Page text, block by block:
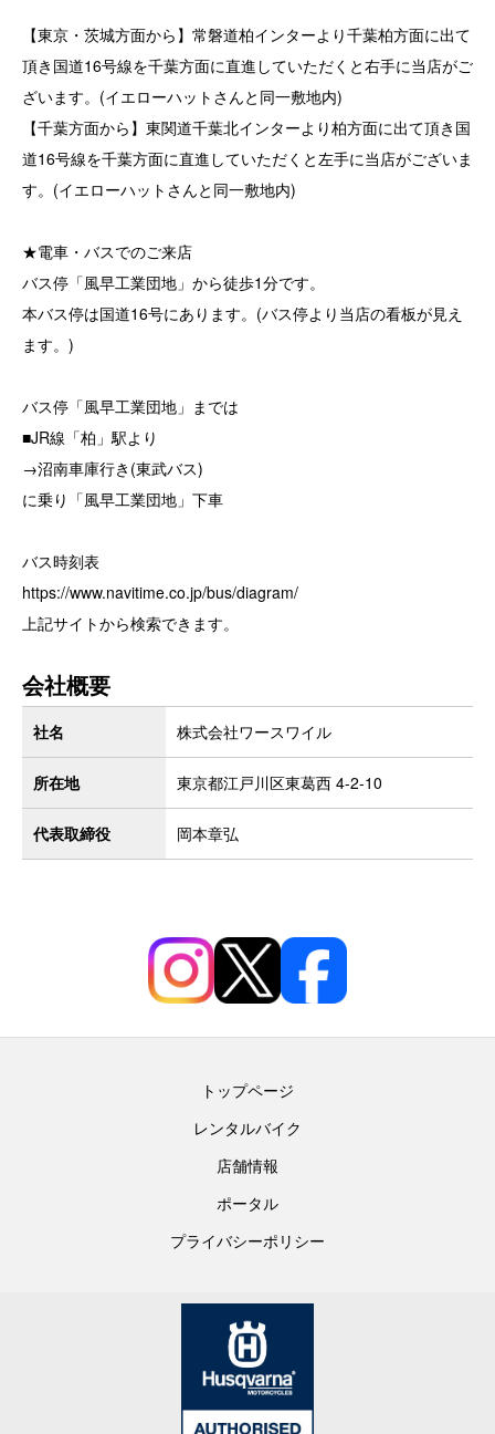
【東京・茨城方面から】常磐道柏インターより千葉柏方面に出て
頂き国道16号線を千葉方面に直進していただくと右手に当店がご
ざいます。(イエローハットさんと同一敷地内)
【千葉方面から】東関道千葉北インターより柏方面に出て頂き国
道16号線を千葉方面に直進していただくと左手に当店がございま
す。(イエローハットさんと同一敷地内)
★電車・バスでのご来店
バス停「風早工業団地」から徒歩1分です。
本バス停は国道16号にあります。(バス停より当店の看板が見え
ます。)
バス停「風早工業団地」までは
■JR線「柏」駅より
→沼南車庫行き(東武バス)
に乗り「風早工業団地」下車
バス時刻表
https://www.navitime.co.jp/bus/diagram/
上記サイトから検索できます。
会社概要
社名 株式会社ワースワイル
所在地 東京都江戸川区東葛西 4-2-10
代表取締役 岡本章弘
トップページ
レンタルバイク
店舗情報
ポータル
プライバシーポリシー